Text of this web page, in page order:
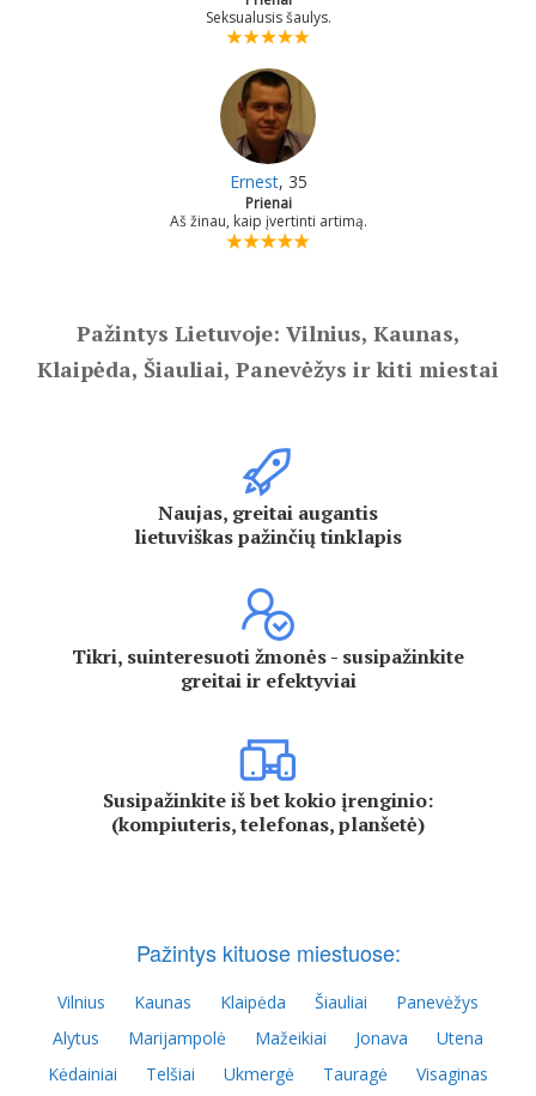
Seksualusis šaulys.
Ernest, 35
Prienai
Aš žinau, kaip įvertinti artimą.
Pažintys Lietuvoje: Vilnius, Kaunas,
Klaipėda, Šiauliai, Panevėžys ir kiti miestai
Naujas, greitai augantis
lietuviškas pažinčių tinklapis
Tikri, suinteresuoti žmonės - susipažinkite
greitai ir efektyviai
Susipažinkite iš bet kokio įrenginio:
(kompiuteris, telefonas, planšetė)
Pažintys kituose miestuose:
Vilnius Kaunas Klaipėda Šiauliai
Panevėžys
Alytus
Marijampolė Mažeikiai Jonava
Utena
Kėdainiai
Telšiai Ukmergė Tauragė
Visaginas